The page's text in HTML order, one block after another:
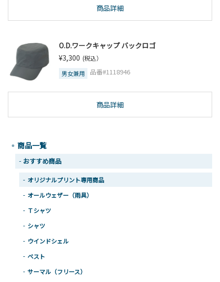
商品詳細
O.D.ワークキャップ バックロゴ
¥3,300 (税込）
男女兼用
品番#1118946
商品詳細
商品一覧
おすすめ商品
オリジナルプリント専用商品
オールウェザー（雨具）
Ｔシャツ
シャツ
ウインドシェル
ベスト
サーマル（フリース）